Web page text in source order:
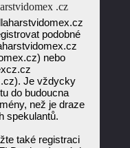
.cz
podobné
nebo
Je vždycky
do budoucna
než je draze
spekulantů.
také registraci